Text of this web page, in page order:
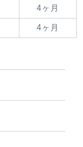
4ヶ月
4ヶ月